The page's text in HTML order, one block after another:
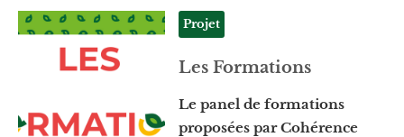
Les Formations
Projet
Le panel de formations
proposées par Cohérence